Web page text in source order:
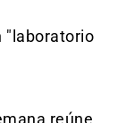
"laboratorio